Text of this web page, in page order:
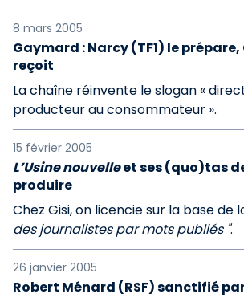
8 mars 2005
Gaymard : Narcy (TF1) le prépare,
reçoit
La chaîne réinvente le slogan «
producteur au consommateur ».
15 février 2005
L’Usine nouvelleet ses (quo)tas
produire
Chez Gisi, on licencie sur la base de
des journalistes par mots publiés ".
26 janvier 2005
Robert Ménard (RSF) sanctifié